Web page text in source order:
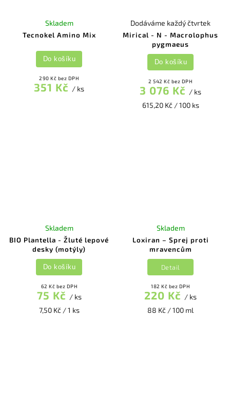
Tecnokel Amino Mix
Skladem
290 Kč bez DPH
351 Kč / ks
Do košíku
Mirical - N - Macrolophus
pygmaeus
Dodáváme každý čtvrtek
2 542 Kč bez DPH
3 076 Kč / ks
615,20 Kč / 100 ks
Do košíku
BIO Plantella - Žluté lepové
desky (motýly)
Skladem
62 Kč bez DPH
75 Kč / ks
7,50 Kč / 1 ks
Do košíku
Loxiran – Sprej proti
mravencům
Skladem
182 Kč bez DPH
220 Kč / ks
88 Kč / 100 ml
Detail